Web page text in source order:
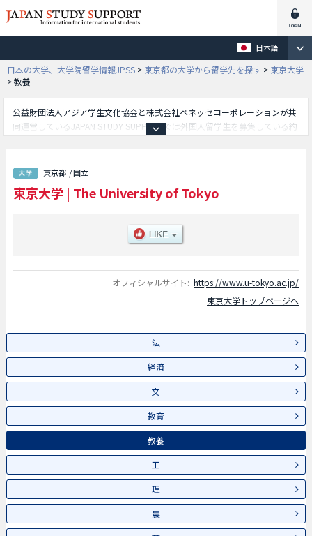
日本語
日本の大学、大学院留学情報JPSS > 東京都の大学から留学先を探す > 東京大学
>教養
公益財団法人アジア学生文化協会と株式会社ベネッセコーポレーションが共
同運営しているJAPAN STUDY SUPPORTでは外国人留学生を募集している約
文学部や教育学部や教養学部や工学部や理学部や農学部や薬学部や医学部
等、学部別情報や、募集定員や合格者数など入試情報、施設案内、アクセス
など外国人留学生に必要な情報を掲載しているので是非ご利用ください。
東京都 / 国立
東京大学 | The University of Tokyo
オフィシャルサイト: https://www.u-tokyo.ac.jp/
東京大学トップページへ
法
経済
文
教育
教養
工
理
農